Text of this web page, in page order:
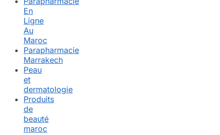
En
Ligne
Au
Maroc
Parapharmacie
Marrakech
Peau
et
dermatologie
Produits
de
beauté
maroc